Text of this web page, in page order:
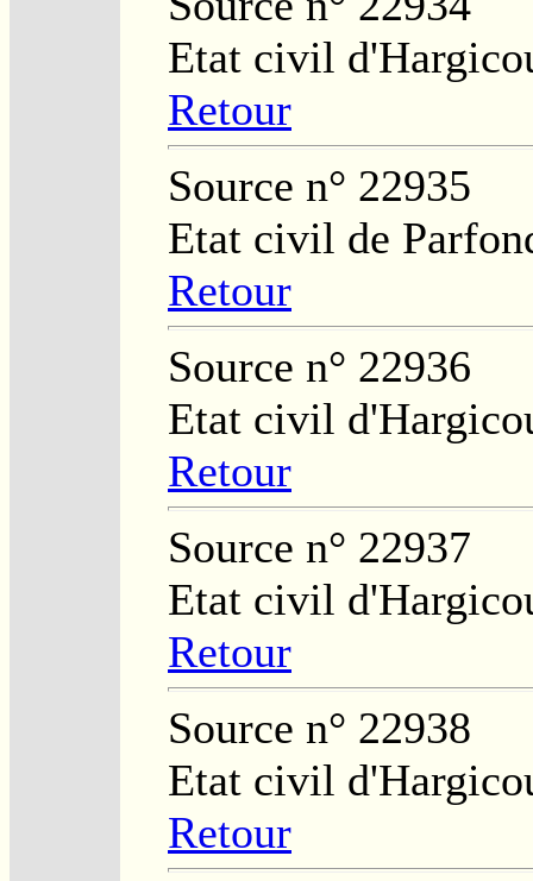
Etat civil
Retour
Source n° 22935
Etat civil de
Retour
Source n° 22936
Etat civil
Retour
Source n° 22937
Etat civil
Retour
Source n° 22938
Etat civil
Retour